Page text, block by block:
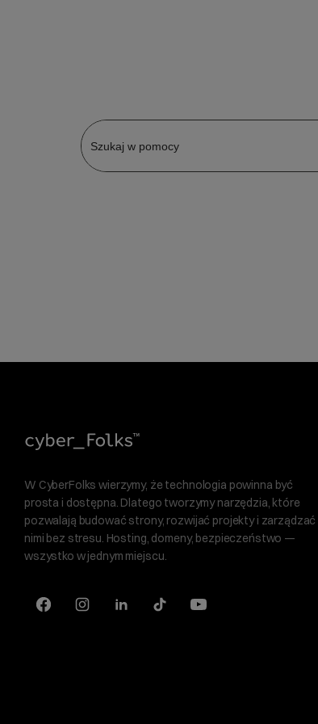
W CyberFolks wierzymy, że technologia powinna być
prosta i dostępna. Dlatego tworzymy narzędzia, które
pozwalają budować strony, rozwijać projekty i zarządzać
nimi bez stresu. Hosting, domeny, bezpieczeństwo —
wszystko w jednym miejscu.